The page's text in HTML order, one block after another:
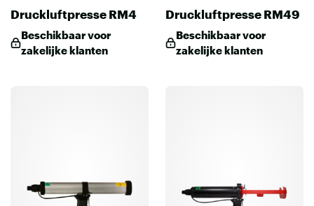
Druckluftpresse RM4
Beschikbaar voor
zakelijke klanten
Druckluftpresse RM49
Beschikbaar voor
zakelijke klanten